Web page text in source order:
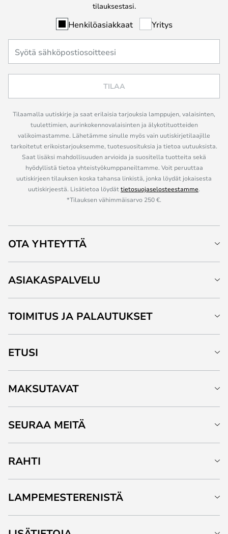
tilauksestasi.
Henkilöasiakkaat Yritys
TILAA
Tilaamalla uutiskirje ja saat erilaisia tarjouksia lamppujen, valaisinten,
tuulettimien, aurinkokennovalaisinten ja älykotituotteiden
valikoimastamme. Lähetämme sinulle myös vain uutiskirjetilaajille
tarkoitetut erikoistarjouksemme, tuotesuosituksia ja tietoa uutuuksista.
Saat lisäksi mahdollisuuden arvioida ja suositella tuotteita sekä
hyödyllistä tietoa yhteistyökumppaneiltamme. Voit peruuttaa
uutiskirjeen tilauksen koska tahansa linkistä, jonka löydät jokaisesta
uutiskirjeestä. Lisätietoa löydättietosuojaselosteestamme.
*Tilauksen vähimmäisarvo 250 €.
OTA YHTEYTTÄ
ASIAKASPALVELU
TOIMITUS JA PALAUTUKSET
ETUSI
MAKSUTAVAT
SEURAA MEITÄ
RAHTI
LAMPEMESTERENISTÄ